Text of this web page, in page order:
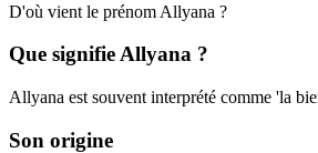
D'où vient le prénom Allyana ?
Que signifieAllyana ?
Allyana est souvent interprété comme 'la
Son origine